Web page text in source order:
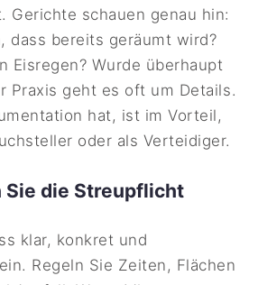
Gerichte schauen genau hin:
dass bereits geräumt wird?
Eisregen? Wurde überhaupt
Praxis geht es oft um Details.
hat, ist im Vorteil,
oder als Verteidiger.
Sie die Streupflicht
klar, konkret und
Regeln Sie Zeiten, Flächen